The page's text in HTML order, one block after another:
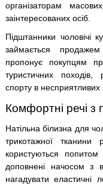
організаторам
заінтересованих осіб.
Підштанники чоловічі
займається
пропонує покупцям
туристичних
спорту в несприятливих
Комфортні речі з
Натільна білизна для
трикотажної тканини
користуються
доповнені начосом з
нагадувати еластичні